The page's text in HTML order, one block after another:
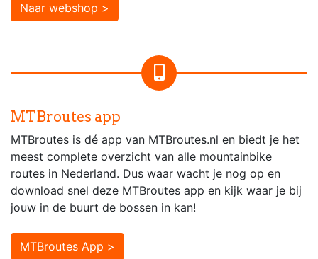
Naar webshop >
MTBroutes app
MTBroutes is dé app van MTBroutes.nl en biedt je het
meest complete overzicht van alle mountainbike
routes in Nederland. Dus waar wacht je nog op en
download snel deze MTBroutes app en kijk waar je bij
jouw in de buurt de bossen in kan!
MTBroutes App >